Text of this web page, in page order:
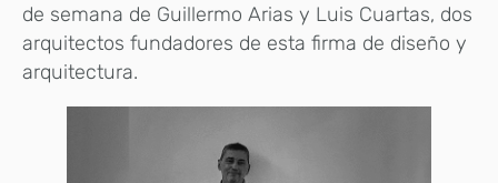
de semana de Guillermo Arias y Luis Cuartas, dos
arquitectos fundadores de esta firma de diseño y
arquitectura.